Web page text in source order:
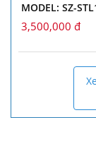
MODEL: SZ-
3,500,000 đ